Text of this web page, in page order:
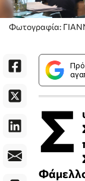
Φωτογραφία:
Σ